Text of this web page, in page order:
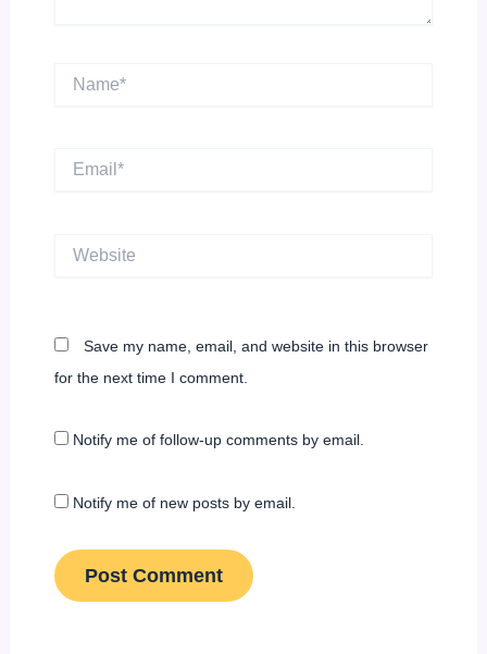
Email*
Save my name, email, and website in this browser
for the next time I comment.
Notify me of follow-up comments by email.
Notify me of new posts by email.